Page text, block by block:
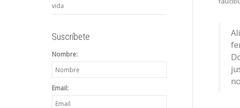
vida
Suscríbete
Nombre:
Email: